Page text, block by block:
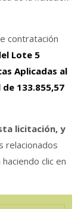
contratación
Lote 5
Aplicadas al
133.855,57
licitación, y
relacionados
clic en